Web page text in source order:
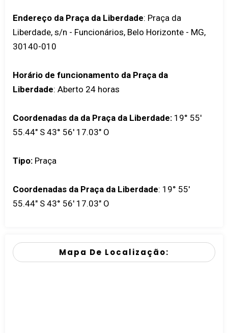
Endereço da Praça da Liberdade: Praça da
Liberdade, s/n - Funcionários, Belo Horizonte - MG,
30140-010
Horário de funcionamento da Praça da
Liberdade: Aberto 24 horas
Coordenadas da da Praça da Liberdade: 19° 55'
55.44" S 43° 56' 17.03" O
Tipo: Praça
Coordenadas da Praça da Liberdade: 19° 55'
55.44" S 43° 56' 17.03" O
Mapa De Localização: